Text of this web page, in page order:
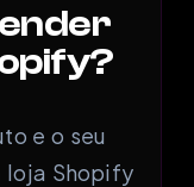
e o seu
loja Shopify